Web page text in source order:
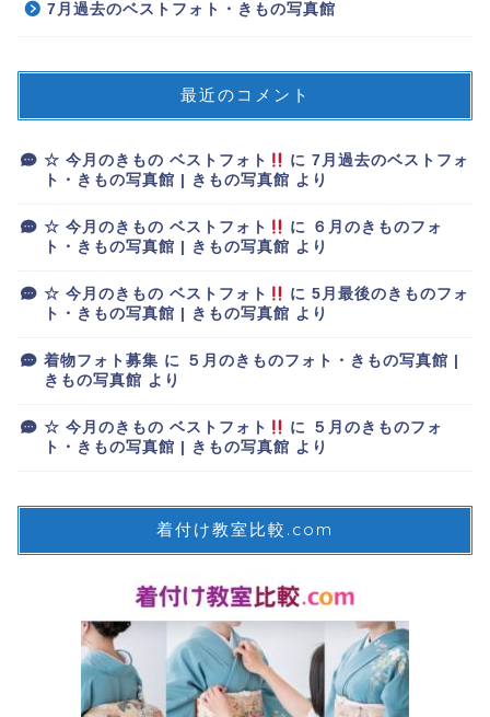
7月過去のベストフォト・きもの写真館
最近のコメント
☆ 今月のきもの ベストフォト に7月過去のベストフォ
ト・きもの写真館 | きもの写真館 より
☆ 今月のきもの ベストフォト に ６月のきものフォ
ト・きもの写真館 | きもの写真館 より
☆ 今月のきもの ベストフォト に5月最後のきものフォ
ト・きもの写真館 | きもの写真館 より
着物フォト募集 に ５月のきものフォト・きもの写真館 |
きもの写真館 より
☆ 今月のきもの ベストフォト に ５月のきものフォ
ト・きもの写真館 | きもの写真館 より
着付け教室比較.com